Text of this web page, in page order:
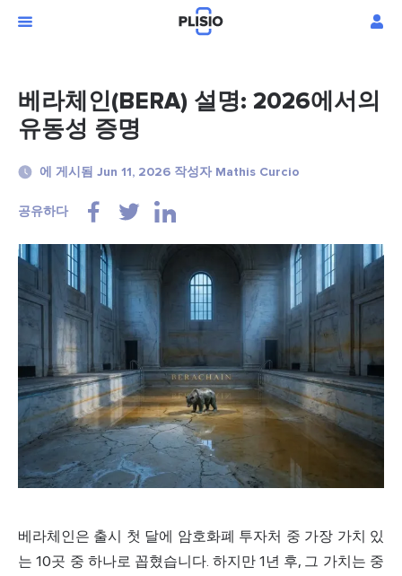
베라체인(BERA) 설명: 2026에서의
유동성 증명
에 게시됨 Jun 11, 2026 작성자 Mathis Curcio
공유하다
베라체인은 출시 첫 달에 암호화폐 투자처 중 가장 가치 있
는 10곳 중 하나로 꼽혔습니다. 하지만 1년 후, 그 가치는 중